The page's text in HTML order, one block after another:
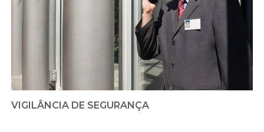
VIGILÂNCIA DE SEGURANÇA